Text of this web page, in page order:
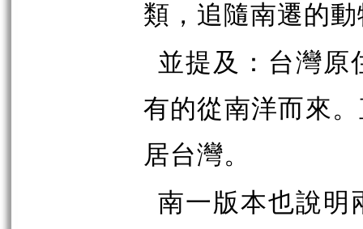
類，追隨南遷的
並提及： 台灣原
有的從南洋而來
居台灣。
南一版本也說明